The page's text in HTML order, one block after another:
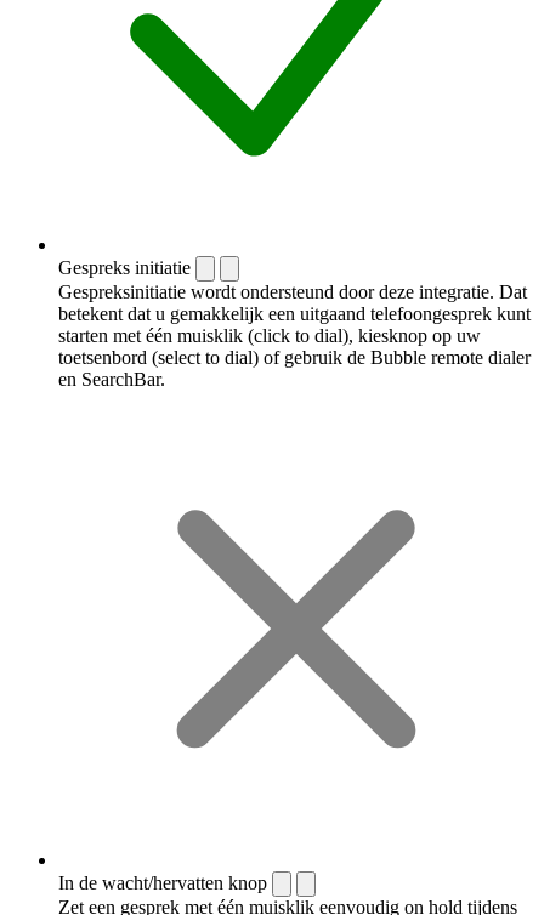
Gespreks initiatie
Gespreksinitiatie wordt ondersteund door deze integratie. Dat
betekent dat u gemakkelijk een uitgaand telefoongesprek kunt
starten met één muisklik (click to dial), kiesknop op uw
toetsenbord (select to dial) of gebruik de Bubble remote dialer
en SearchBar.
In de wacht/hervatten knop
Zet een gesprek met één muisklik eenvoudig on hold tijdens